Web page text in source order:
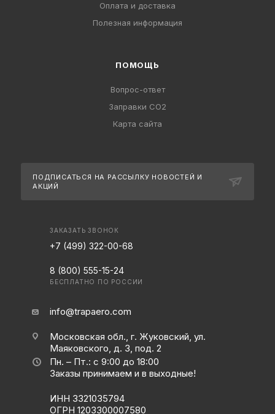
Оплата и доставка
Полезная информация
ПОМОЩЬ
Вопрос-ответ
Заправки CO2
Карта сайта
ПОДПИСАТЬСЯ НА РАССЫЛКУ НОВОСТЕЙ И
АКЦИЙ
ЗАКАЗАТЬ ЗВОНОК
+7 (499) 322-00-68
8 (800) 555-15-24
БЕСПЛАТНО ПО РОССИИ
info@trapaero.com
Московская обл., г. Жуковский, ул.
Маяковского, д. 3, под. 2
Пн. – Пт.: с 9:00 до 18:00
Заказы принимаем и в выходные!
ИНН 3321035794
ОГРН 1203300007580